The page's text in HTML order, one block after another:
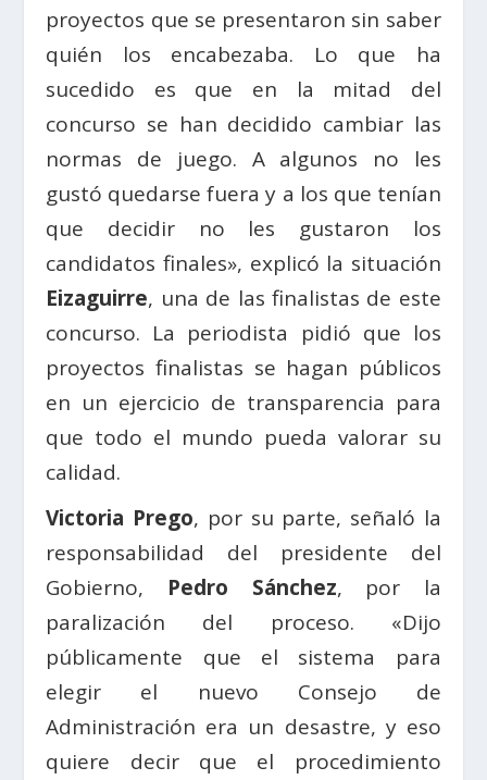
proyectos que se presentaron sin saber
quién los encabezaba. Lo que ha
sucedido es que en la mitad del
concurso se han decidido cambiar las
normas de juego. A algunos no les
gustó quedarse fuera y a los que tenían
que decidir no les gustaron los
candidatos finales», explicó la situación
Eizaguirre, una de las finalistas de este
concurso. La periodista pidió que los
proyectos finalistas se hagan públicos
en un ejercicio de transparencia para
que todo el mundo pueda valorar su
calidad.
Victoria Prego, por su parte, señaló la
responsabilidad del presidente del
Gobierno, Pedro Sánchez, por la
paralización del proceso. «Dijo
públicamente que el sistema para
elegir el nuevo Consejo de
Administración era un desastre, y eso
quiere decir que el procedimiento